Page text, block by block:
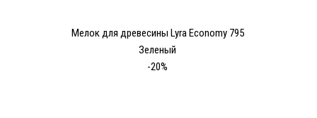
Мелок для древесины Lyra Economy 795
Зеленый
-20%